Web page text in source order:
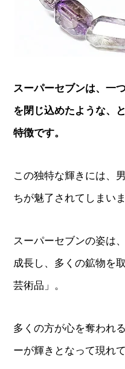
スーパーセブンは、一
を閉じ込めたような、
特徴です。
この独特な輝きには、
ちが魅了されてしまいま
スーパーセブンの姿は
成長し、多くの鉱物を
芸術品」。
多くの方が心を奪われ
ーが輝きとなって現れ